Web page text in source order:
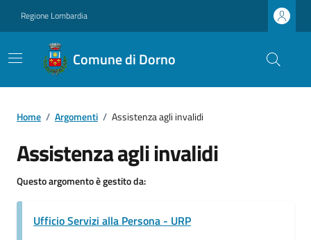
Regione Lombardia
Comune di Dorno
Home / Argomenti / Assistenza agli invalidi
Assistenza agli invalidi
Questo argomento è gestito da:
Ufficio Servizi alla Persona - URP